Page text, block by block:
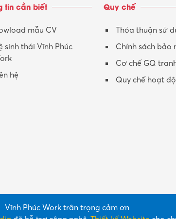
tin cần biết
mẫu CV
sinh thái Vĩnh Phúc
hệ
Quy chế
Thỏa thuận sử
Chính sách bảo
Cơ chế GQ
Quy chế hoạt
Vĩnh Phúc Work trân trọng cảm ơn